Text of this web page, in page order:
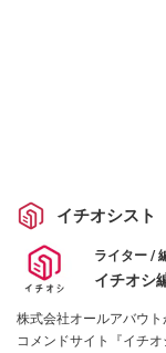
イチオシスト
ライター /
イチオシ
株式会社オールアバウ
コメンドサイト『イチオ